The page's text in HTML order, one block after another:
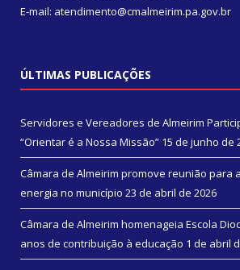
E-mail: atendimento@cmalmeirim.pa.gov.br
ÚLTIMAS PUBLICAÇÕES
Servidores e Vereadores de Almeirim
“Orientar é a Nossa Missão” 15 de junho de
Câmara de Almeirim promove reunião para
energia no município 23 de abril de 2026
Câmara de Almeirim homenageia Escola
anos de contribuição à educação 1 de abril